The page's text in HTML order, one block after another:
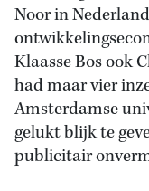
Noor in
Klaasse Bos ook
had maar vier
Amsterdamse
gelukt blijk te
publicitair